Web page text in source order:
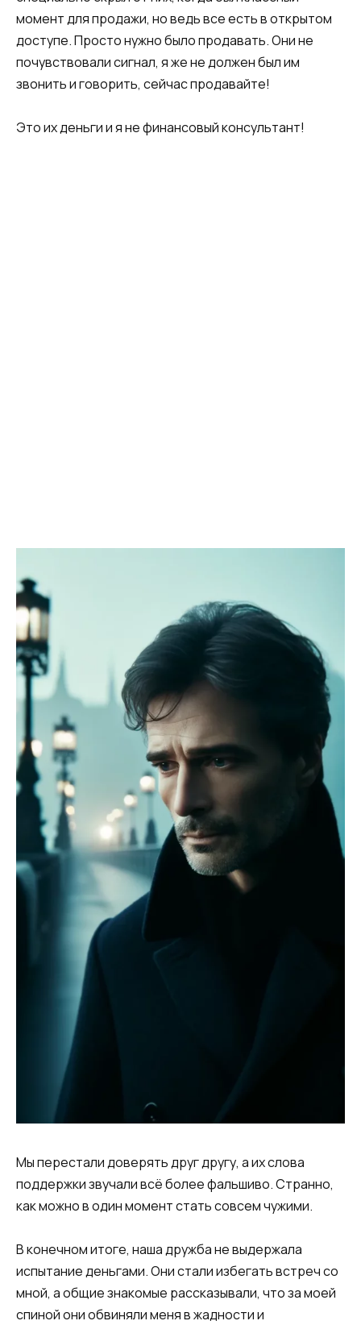
момент для продажи, но ведь все есть в открытом
доступе. Просто нужно было продавать. Они не
почувствовали сигнал, я же не должен был им
звонить и говорить, сейчас продавайте!
Это их деньги и я не финансовый консультант!
Мы перестали доверять друг другу, а их слова
поддержки звучали всё более фальшиво. Странно,
как можно в один момент стать совсем чужими.
В конечном итоге, наша дружба не выдержала
испытание деньгами. Они стали избегать встреч со
мной, а общие знакомые рассказывали, что за моей
спиной они обвиняли меня в жадности и